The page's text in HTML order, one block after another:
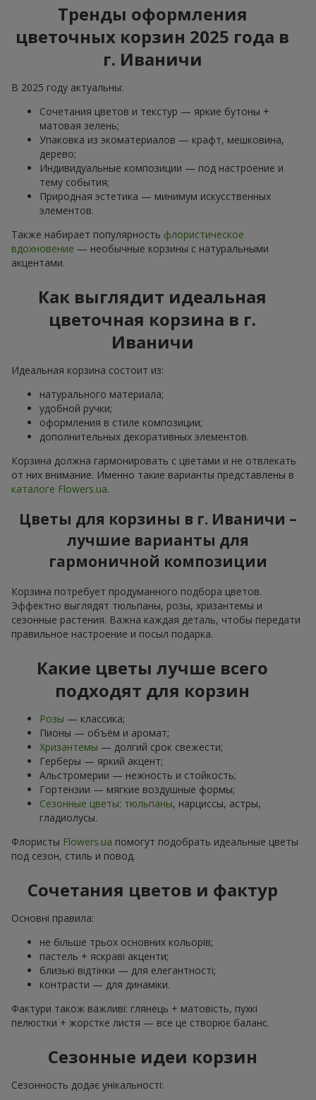
Тренды оформления
цветочных корзин 2025 года в
г. Иваничи
В 2025 году актуальны:
Сочетания цветов и текстур — яркие бутоны +
матовая зелень;
Упаковка из экоматериалов — крафт, мешковина,
дерево;
Индивидуальные композиции — под настроение и
тему события;
Природная эстетика — минимум искусственных
элементов.
Также набирает популярность флористическое
вдохновение — необычные корзины с натуральными
акцентами.
Как выглядит идеальная
цветочная корзина в г.
Иваничи
Идеальная корзина состоит из:
натурального материала;
удобной ручки;
оформления в стиле композиции;
дополнительных декоративных элементов.
Корзина должна гармонировать с цветами и не отвлекать
от них внимание. Именно такие варианты представлены в
каталоге Flowers.ua.
Цветы для корзины в г. Иваничи –
лучшие варианты для
гармоничной композиции
Корзина потребует продуманного подбора цветов.
Эффектно выглядят тюльпаны, розы, хризантемы и
сезонные растения. Важна каждая деталь, чтобы передати
правильное настроение и посыл подарка.
Какие цветы лучше всего
подходят для корзин
Розы — классика;
Пионы — объём и аромат;
Хризантемы — долгий срок свежести;
Герберы — яркий акцент;
Альстромерии — нежность и стойкость;
Гортензии — мягкие воздушные формы;
Сезонные цветы: тюльпаны, нарциссы, астры,
гладиолусы.
Флористы Flowers.ua помогут подобрать идеальные цветы
под сезон, стиль и повод.
Сочетания цветов и фактур
Основні правила:
не більше трьох основних кольорів;
пастель + яскраві акценти;
близькі відтінки — для елегантності;
контрасти — для динаміки.
Фактури також важливі: глянець + матовість, пухкі
пелюстки + жорстке листя — все це створює баланс.
Сезонные идеи корзин
Сезонность додає унікальності: